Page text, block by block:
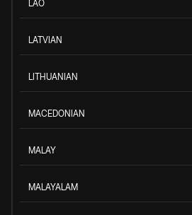
LAO
LATVIAN
LITHUANIAN
MACEDONIAN
MALAY
MALAYALAM